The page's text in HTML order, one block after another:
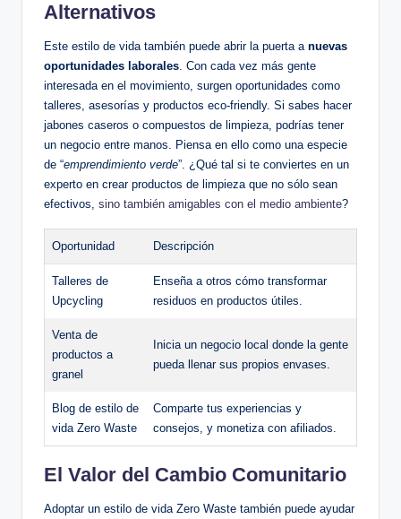
Alternativos
Este estilo de vida también puede abrir la puerta a nuevas
oportunidades laborales. Con cada vez más gente
interesada en el movimiento, surgen oportunidades como
talleres, asesorías y productos eco-friendly. Si sabes hacer
jabones caseros o compuestos de limpieza, podrías tener
un negocio entre manos. Piensa en ello como una especie
de “emprendimiento verde”. ¿Qué tal si te conviertes en un
experto en crear productos de limpieza que no sólo sean
efectivos, sino también amigables con el medio ambiente?
Oportunidad Descripción
Talleres de
Upcycling
Enseña a otros cómo transformar
residuos en productos útiles.
Venta de
productos a
granel
Inicia un negocio local donde la gente
pueda llenar sus propios envases.
Blog de estilo de
vida Zero Waste
Comparte tus experiencias y
consejos, y monetiza con afiliados.
El Valor del Cambio Comunitario
Adoptar un estilo de vida Zero Waste también puede ayudar